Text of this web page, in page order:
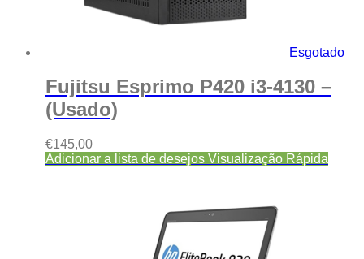
Esgotado
Fujitsu Esprimo P420 i3-4130 –
(Usado)
€145,00
Adicionar a lista de desejos Visualização Rápida